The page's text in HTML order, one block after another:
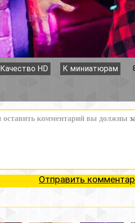
Качество HD К миниатюрам
Отправить